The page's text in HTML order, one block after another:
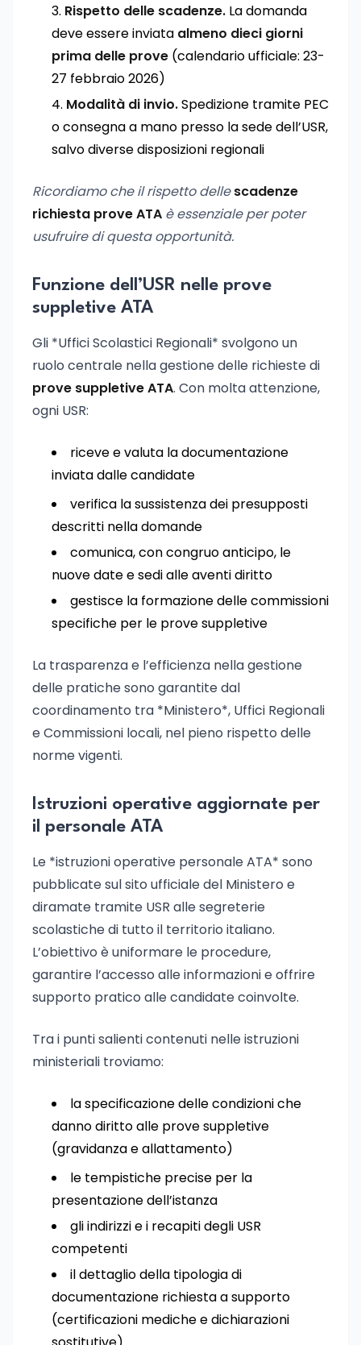
Rispetto delle scadenze. La domanda
deve essere inviata almeno dieci giorni
prima delle prove (calendario ufficiale: 23-
27 febbraio 2026)
Modalità di invio.Spedizione tramite PEC
o consegna a mano presso la sede dell’USR,
salvo diverse disposizioni regionali
Ricordiamo che il rispetto dellescadenze
richiesta prove ATA è essenziale per poter
usufruire di questa opportunità.
Funzione dell’USR nelle prove
suppletive ATA
Gli *Uffici Scolastici Regionali* svolgono un
ruolo centrale nella gestione delle richieste di
prove suppletive ATA. Con molta attenzione,
ogni USR:
riceve e valuta la documentazione
inviata dalle candidate
verifica la sussistenza dei presupposti
descritti nella domande
comunica, con congruo anticipo, le
nuove date e sedi alle aventi diritto
gestisce la formazione delle commissioni
specifiche per le prove suppletive
La trasparenza e l’efficienza nella gestione
delle pratiche sono garantite dal
coordinamento tra *Ministero*, Uffici Regionali
e Commissioni locali, nel pieno rispetto delle
norme vigenti.
Istruzioni operative aggiornate per
il personale ATA
Le *istruzioni operative personale ATA* sono
pubblicate sul sito ufficiale del Ministero e
diramate tramite USR alle segreterie
scolastiche di tutto il territorio italiano.
L’obiettivo è uniformare le procedure,
garantire l’accesso alle informazioni e offrire
supporto pratico alle candidate coinvolte.
Tra i punti salienti contenuti nelle istruzioni
ministeriali troviamo:
la specificazione delle condizioni che
danno diritto alle prove suppletive
(gravidanza e allattamento)
le tempistiche precise per la
presentazione dell’istanza
gli indirizzi e i recapiti degli USR
competenti
il dettaglio della tipologia di
documentazione richiesta a supporto
(certificazioni mediche e dichiarazioni